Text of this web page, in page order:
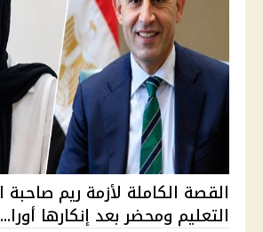
التعليم ومحضر بعد إنكارها أورا...